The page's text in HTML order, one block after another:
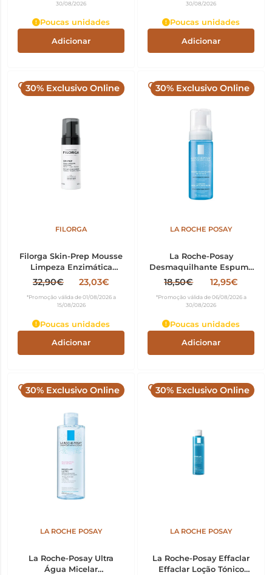
30/08/2026
Poucas unidades
Adicionar
30/08/2026
Poucas unidades
Adicionar
30% Exclusivo Online
FILORGA
Filorga Skin-Prep Mousse
Limpeza Enzimática
150ml
32,90€ 23,03€
*Promoção válida de 01/08/2026 a
15/08/2026
Poucas unidades
Adicionar
30% Exclusivo Online
LA ROCHE POSAY
La Roche-Posay
Desmaquilhante Espuma
Micelar 150ml
18,50€ 12,95€
*Promoção válida de 06/08/2026 a
30/08/2026
Poucas unidades
Adicionar
30% Exclusivo Online
LA ROCHE POSAY
La Roche-Posay Ultra
Água Micelar
30% Exclusivo Online
LA ROCHE POSAY
La Roche-Posay Effaclar
Effaclar Loção Tónico